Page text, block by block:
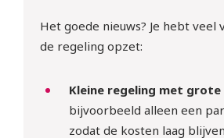
Het goede nieuws? Je hebt veel
de regeling opzet:
Kleine regeling met
bijvoorbeeld alleen een
zodat de kosten laag